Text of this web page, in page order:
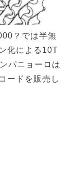
？では半無
化による10T
パニョーロは
ードを販売し